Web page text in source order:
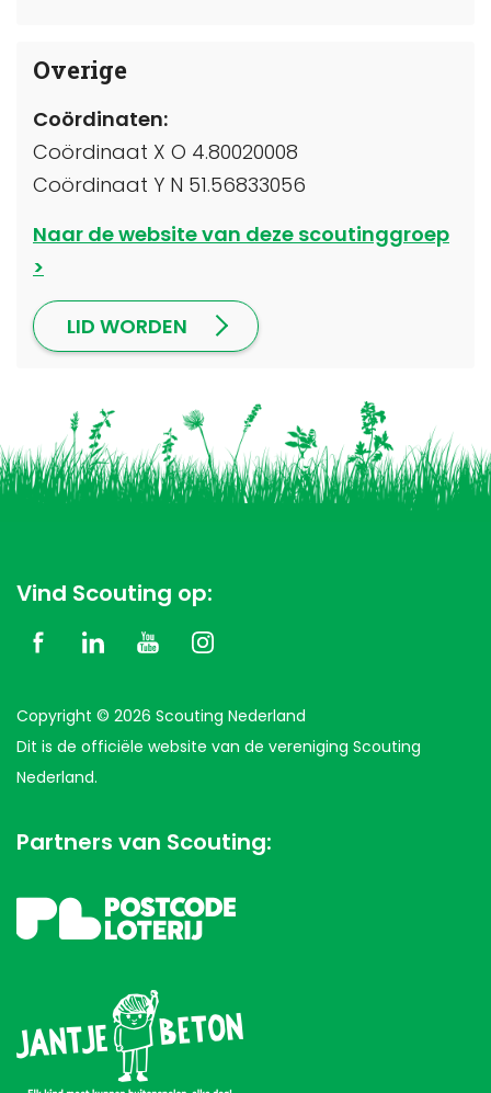
Overige
Coördinaten:
Coördinaat X O 4.80020008
Coördinaat Y N 51.56833056
Naar de website van deze scoutinggroep
LID WORDEN
Vind Scouting op:
Copyright © 2026 Scouting Nederland
Dit is de officiële website van de vereniging Scouting
Nederland.
Partners van Scouting: